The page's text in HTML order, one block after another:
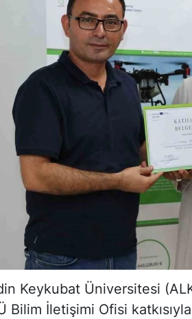
Keykubat Üniversitesi
Bilim İletişimi Ofisi